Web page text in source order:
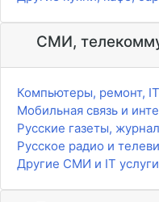
СМИ,
Компьютеры, ремонт, IT
Мобильная связь и
Русские газеты,
Русское радио и
Другие СМИ и IT услуги